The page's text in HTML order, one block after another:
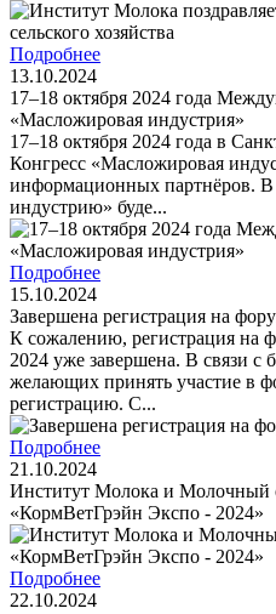
Подробнее
13.10.2024
17–18 октября 2024 года
«Масложировая индустрия»
17–18 октября 2024 года в
Конгресс «Масложировая
информационных партнёров.
индустрию» буде...
Подробнее
15.10.2024
Завершена регистрация на
К сожалению, регистрация
2024 уже завершена. В связи с
желающих принять участие в
регистрацию. С...
Подробнее
21.10.2024
Институт Молока и Молочный
«КормВетГрэйн Экспо - 2024»
Подробнее
22.10.2024